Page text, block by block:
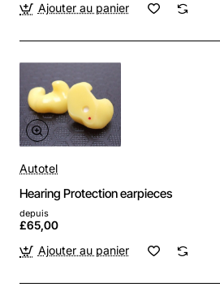
Ajouter au panier
Autotel
Hearing Protection earpieces
depuis
£65,00
Ajouter au panier